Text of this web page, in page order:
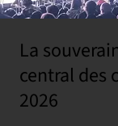
La
central des
2026